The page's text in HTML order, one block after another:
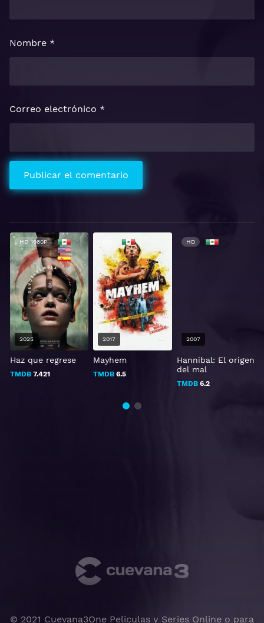
Nombre *
Correo electrónico *
Haz que regrese
TMDB7.421
HD 1080P
2025
Mayhem
TMDB 6.5
2017
Hannibal: El origen
del mal
TMDB6.2
HD
2007
© 2021 Cuevana3One Peliculas y Series Online o para